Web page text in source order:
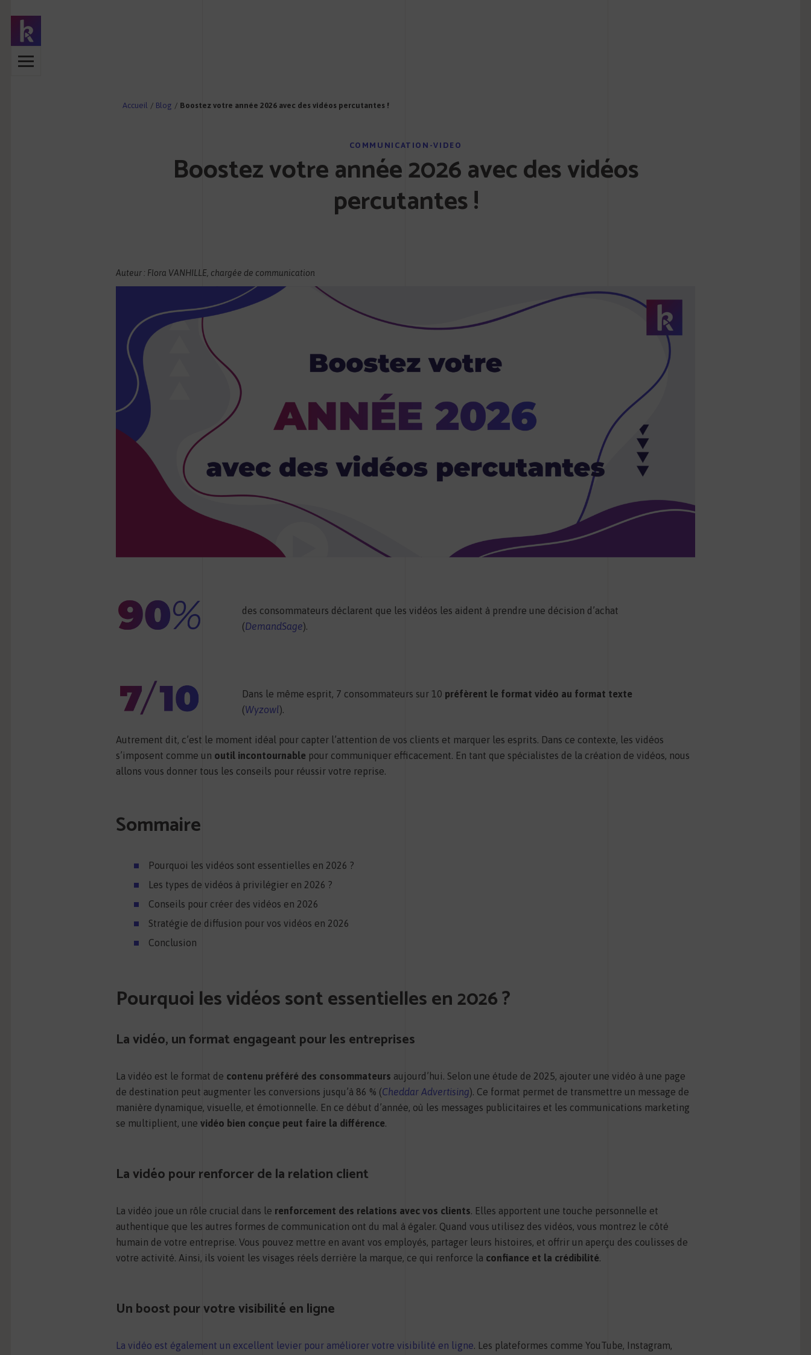
Accueil / Blog / Boostez votre année 2026 avec des vidéos percutantes !
COMMUNICATION-VIDEO
Boostez votre année 2026 avec des vidéos
percutantes !
Auteur : Flora VANHILLE, chargée de communication
des consommateurs déclarent que les vidéos les aident à prendre une décision d’achat
(DemandSage).
Dans le même esprit, 7 consommateurs sur 10 préfèrent le format vidéo au format texte
(Wyzowl).
Autrement dit, c’est le moment idéal pour capter l’attention de vos clients et marquer les esprits. Dans ce contexte, les vidéos
s’imposent comme un outil incontournable pour communiquer efficacement. En tant que spécialistes de la création de vidéos, nous
allons vous donner tous les conseils pour réussir votre reprise.
Sommaire
Pourquoi les vidéos sont essentielles en 2026 ?
Les types de vidéos à privilégier en 2026 ?
Conseils pour créer des vidéos en 2026
Stratégie de diffusion pour vos vidéos en 2026
Conclusion
Pourquoi les vidéos sont essentielles en 2026 ?
La vidéo, un format engageant pour les entreprises
La vidéo est le format de contenu préféré des consommateurs aujourd’hui. Selon une étude de 2025, ajouter une vidéo à une page
de destination peut augmenter les conversions jusqu’à 86 % (Cheddar Advertising). Ce format permet de transmettre un message de
manière dynamique, visuelle, et émotionnelle. En ce début d’année, où les messages publicitaires et les communications marketing
se multiplient, une vidéo bien conçue peut faire la différence.
La vidéo pour renforcer de la relation client
La vidéo joue un rôle crucial dans le renforcement des relations avec vos clients. Elles apportent une touche personnelle et
authentique que les autres formes de communication ont du mal à égaler. Quand vous utilisez des vidéos, vous montrez le côté
humain de votre entreprise. Vous pouvez mettre en avant vos employés, partager leurs histoires, et offrir un aperçu des coulisses de
votre activité. Ainsi, ils voient les visages réels derrière la marque, ce qui renforce la confiance et la crédibilité.
Un boost pour votre visibilité en ligne
La vidéo est également un excellent levier pour améliorer votre visibilité en ligne. Les plateformes comme YouTube, Instagram,